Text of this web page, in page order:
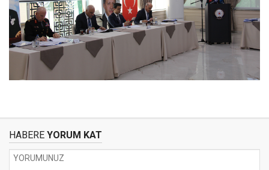
HABERE YORUM KAT